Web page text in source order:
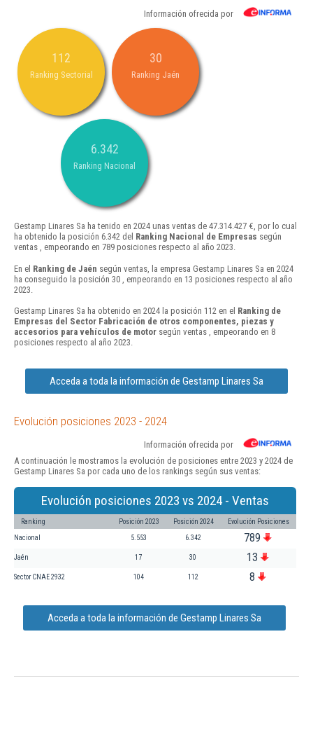
Información ofrecida por
112
Ranking Sectorial
30
Ranking Jaén
6.342
Ranking Nacional
Gestamp Linares Sa ha tenido en 2024 unas ventas de 47.314.427 €, por lo cual
ha obtenido la posición 6.342 del Ranking Nacional de Empresas según
ventas , empeorando en 789 posiciones respecto al año 2023.
En el Ranking de Jaén según ventas, la empresa Gestamp Linares Sa en 2024
ha conseguido la posición 30 , empeorando en 13 posiciones respecto al año
2023.
Gestamp Linares Sa ha obtenido en 2024 la posición 112 en el Ranking de
Empresas del Sector Fabricación de otros componentes, piezas y
accesorios para vehículos de motor según ventas , empeorando en 8
posiciones respecto al año 2023.
Acceda a toda la información de Gestamp Linares Sa
Evolución posiciones 2023 - 2024
Información ofrecida por
A continuación le mostramos la evolución de posiciones entre 2023 y 2024 de
Gestamp Linares Sa por cada uno de los rankings según sus ventas:
Evolución posiciones 2023 vs 2024 - Ventas
Ranking Posición 2023 Posición 2024 Evolución Posiciones
Nacional 5.553 6.342 789
Jaén 17 30 13
Sector CNAE 2932 104 112 8
Acceda a toda la información de Gestamp Linares Sa